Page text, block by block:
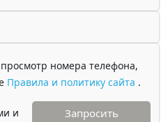
номера телефона,
Правила и политику сайта .
и
Запросить